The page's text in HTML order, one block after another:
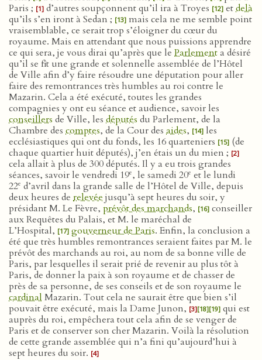
Paris ; [1] d’autres soupçonnent qu’il ira à Troyes [12] etdelà
qu’ils s’en iront à Sedan ; [13] mais cela ne me semble point
vraisemblable, ce serait trop s’éloigner du cœur du
royaume. Mais en attendant que nous puissions apprendre
ce qui sera, je vous dirai qu’après que le Parlementa désiré
qu’il se fît une grande et solennelle assemblée de l’Hôtel
de Ville afin d’y faire résoudre une députation pour aller
faire des remontrances très humbles au roi contre le
Mazarin. Cela a été exécuté, toutes les grandes
compagnies y ont eu séance et audience, savoir les
conseillers de Ville, les députés du Parlement, de la
Chambre des comptes, de la Cour des aides, [14] les
ecclésiastiques qui ont du fonds, les 16 quarteniers [15] (de
chaque quartier huit députés), j’en étais un du mien ; [2]
cela allait à plus de 300 députés. Il y a eu trois grandes
séances, savoir le vendredi 19e, le samedi 20e et le lundi
22e d’avril dans la grande salle de l’Hôtel de Ville, depuis
deux heures de relevée jusqu’à sept heures du soir, y
présidant M. Le Fèvre, prévôt des marchands, [16] conseiller
aux Requêtes du Palais, et M. le maréchal de
L’Hospital, [17] gouverneur de Paris. Enfin, la conclusion a
été que très humbles remontrances seraient faites par M. le
prévôt des marchands au roi, au nom de sa bonne ville de
Paris, par lesquelles il serait prié de revenir au plus tôt à
Paris, de donner la paix à son royaume et de chasser de
près de sa personne, de ses conseils et de son royaume le
cardinal Mazarin. Tout cela ne saurait être que bien s’il
pouvait être exécuté, mais la Dame Junon, [3][18][19] qui est
auprès du roi, empêchera tout cela afin de se venger de
Paris et de conserver son cher Mazarin. Voilà la résolution
de cette grande assemblée qui n’a fini qu’aujourd’hui à
sept heures du soir. [4]